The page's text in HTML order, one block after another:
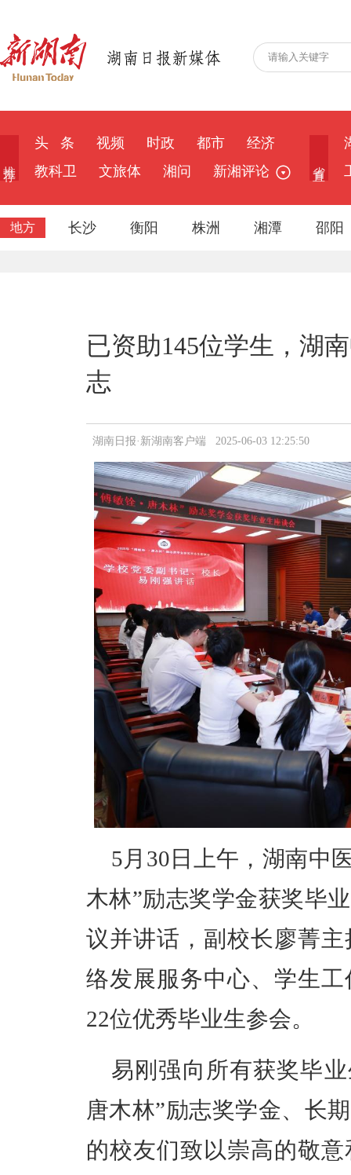
头 条 视频 时政 都市
经济
教科卫
文旅体 湘问 新湘评论
地方 长沙 衡阳 株洲 湘潭 邵阳
已资助145位学生，湖
志
湖南日报·新湖南客户端 2025-06-03 12:25:50
5月30日上午，湖南中
木林”励志奖学金获奖毕
议并讲话，副校长廖菁
络发展服务中心、学生
22位优秀毕业生参会。
易刚强向所有获奖毕
唐木林”励志奖学金、长
的校友们致以崇高的敬